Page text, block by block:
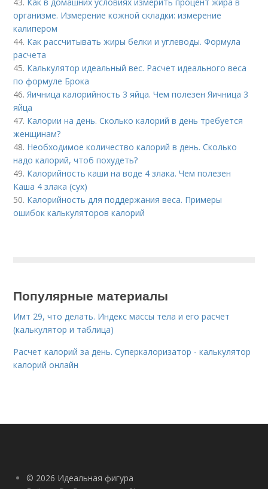
организме. Измерение кожной складки: измерение
калипером
44. Как рассчитывать жиры белки и углеводы. Формула
расчета
45. Калькулятор идеальный вес. Расчет идеального веса
по формуле Брока
46.Яичница калорийность 3 яйца. Чем полезен Яичница 3
яйца
47. Калории на день. Сколько калорий в день требуется
женщинам?
48. Необходимое количество калорий в день. Сколько
надо калорий, чтоб похудеть?
49. Калорийность каши на воде 4 злака. Чем полезен
Каша 4 злака (сух)
50. Калорийность для поддержания веса. Примеры
ошибок калькуляторов калорий
Популярные материалы
Имт 29, что делать. Индекс массы тела и его расчет
(калькулятор и таблица)
Расчет калорий за день. Суперкалоризатор - калькулятор
калорий онлайн
© 2026 Идеальная фигура